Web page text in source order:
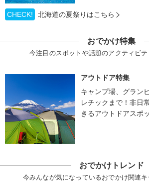
CHECK! 北海道の夏祭りはこちら
おでかけ特集
今注目のスポットや話題のアクティビ
アウトドア特集
キャンプ場、グラン
レチックまで！非日
きるアウトドアスポ
おでかけトレンド
今みんなが気になっているおでかけ関連キ